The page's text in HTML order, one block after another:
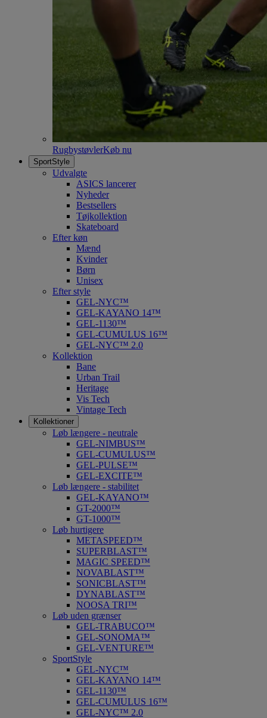
RugbystøvlerKøb nu
SportStyle
Udvalgte
ASICS lancerer
Nyheder
Bestsellers
Tøjkollektion
Skateboard
Efter køn
Mænd
Kvinder
Børn
Unisex
Efter style
GEL-NYC™
GEL-KAYANO 14™
GEL-1130™
GEL-CUMULUS 16™
GEL-NYC™ 2.0
Kollektion
Bane
Urban Trail
Heritage
Vis Tech
Vintage Tech
Kollektioner
Løb længere - neutrale
GEL-NIMBUS™
GEL-CUMULUS™
GEL-PULSE™
GEL-EXCITE™
Løb længere - stabilitet
GEL-KAYANO™
GT-2000™
GT-1000™
Løb hurtigere
METASPEED™
SUPERBLAST™
MAGIC SPEED™
NOVABLAST™
SONICBLAST™
DYNABLAST™
NOOSA TRI™
Løb uden grænser
GEL-TRABUCO™
GEL-SONOMA™
GEL-VENTURE™
SportStyle
GEL-NYC™
GEL-KAYANO 14™
GEL-1130™
GEL-CUMULUS 16™
GEL-NYC™ 2.0